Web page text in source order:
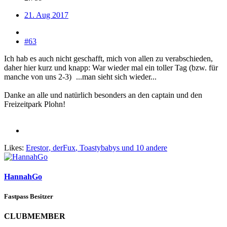
21. Aug 2017
#63
Ich hab es auch nicht geschafft, mich von allen zu verabschieden,
daher hier kurz und knapp: War wieder mal ein toller Tag (bzw. für
manche von uns 2-3) ...man sieht sich wieder...
Danke an alle und natürlich besonders an den captain und den
Freizeitpark Plohn!
Likes: Erestor, derFux, Toastybabys und 10 andere
HannahGo
Fastpass Besitzer
CLUBMEMBER